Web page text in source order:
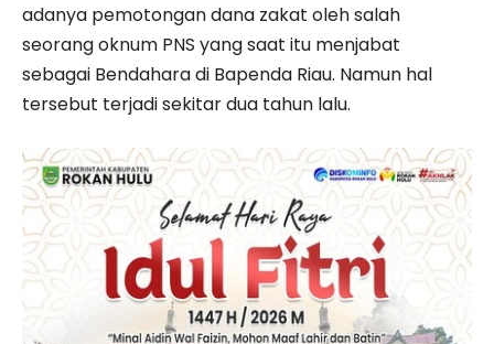
adanya pemotongan dana zakat oleh salah
seorang oknum PNS yang saat itu menjabat
sebagai Bendahara di Bapenda Riau. Namun hal
tersebut terjadi sekitar dua tahun lalu.